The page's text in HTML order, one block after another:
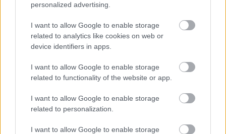
personalized advertising.
I want to allow Google to enable storage
related to analytics like cookies on web or
device identifiers in apps.
I want to allow Google to enable storage
related to functionality of the website or app.
I want to allow Google to enable storage
related to personalization.
I want to allow Google to enable storage